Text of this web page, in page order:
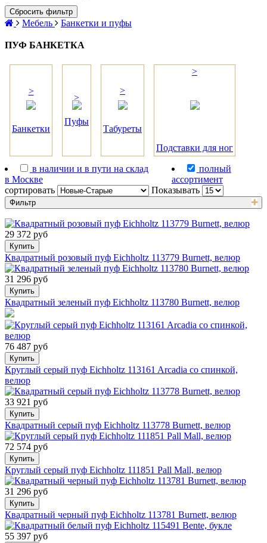
Сбросить фильтр
Мебель Банкетки и пуфы
ПУФ БАНКЕТКА
>
Банкетки
>
Пуфы
>
Табуреты
>
Подставки для ног
в наличии и в пути на склад
в Москве
полный
ассортимент
сортировать
Показывать
Фильтр
29 372 руб
Купить
Квадратный розовый пуф Eichholtz 113779 Burnett, велюр
31 296 руб
Купить
Квадратный зеленый пуф Eichholtz 113780 Burnett, велюр
76 487 руб
Купить
Круглый серый пуф Eichholtz 113161 Arcadia со спинкой,
велюр
33 921 руб
Купить
Квадратный серый пуф Eichholtz 113778 Burnett, велюр
72 574 руб
Купить
Круглый серый пуф Eichholtz 111851 Pall Mall, велюр
31 296 руб
Купить
Квадратный черный пуф Eichholtz 113781 Burnett, велюр
55 397 руб